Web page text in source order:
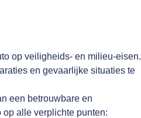
op veiligheids- en milieu-eisen.
en gevaarlijke situaties te
een betrouwbare en
alle verplichte punten: